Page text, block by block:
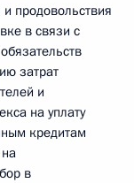
продовольствия
в связи с
затрат
и
на уплату
кредитам
в